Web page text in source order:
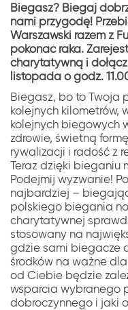
Biegasz? Biegaj
nami przygodę!
Warszawski razem z
pokonać raka.
charytatywną i
listopada o godz.
Biegasz, bo to Twoja
kolejnych kilometrów,
kolejnych biegowych
zdrowie, świetną
rywalizacji i radość z
Teraz dzięki bieganiu
Podejmij wyzwanie!
najbardziej –
polskiego biegania
charytatywnej
stosowany na
gdzie sami biegacze
środków na ważne
od Ciebie będzie
wsparcia wybranego
dobroczynnego i jaki